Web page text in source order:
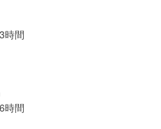
時間
時間